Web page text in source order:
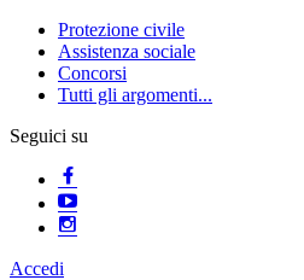
Protezione civile
Assistenza sociale
Concorsi
Tutti gli argomenti...
Seguici su
Accedi